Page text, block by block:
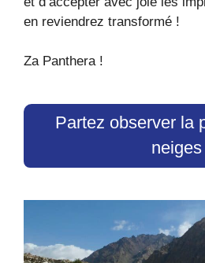
en reviendrez transformé !
Za Panthera !
Partez observer la
neiges